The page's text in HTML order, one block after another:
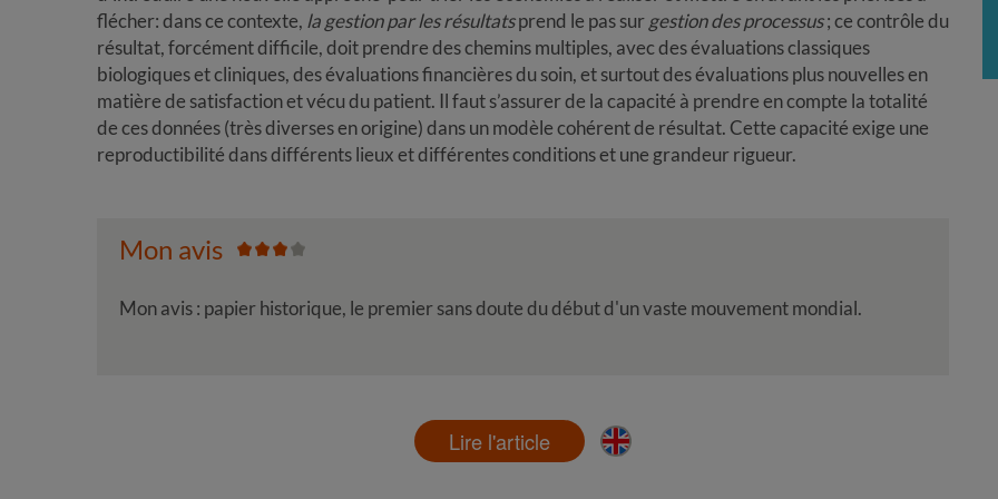
flécher: dans ce contexte, la gestion par les résultatsprend le pas sur gestion des processus; ce contrôle du
résultat, forcément difficile, doit prendre des chemins multiples, avec des évaluations classiques
biologiques et cliniques, des évaluations financières du soin, et surtout des évaluations plus nouvelles en
matière de satisfaction et vécu du patient. Il faut s’assurer de la capacité à prendre en compte la totalité
de ces données (très diverses en origine) dans un modèle cohérent de résultat. Cette capacité exige une
reproductibilité dans différents lieux et différentes conditions et une grandeur rigueur.
Mon avis
Mon avis : papier historique, le premier sans doute du début d'un vaste mouvement mondial.
Lire l'article